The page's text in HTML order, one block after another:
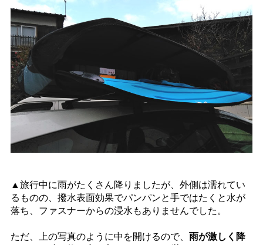
▲旅行中に雨がたくさん降りましたが、外側は濡れてい
るものの、撥水表面効果でパンパンと手ではたくと水が
落ち、ファスナーからの浸水もありませんでした。
ただ、上の写真のように中を開けるので、 雨が激しく降